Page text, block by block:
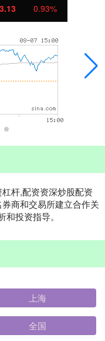
0.93%
杆,配资资深炒股配资
商和交易所建立合作关
投资指导。
上海
全国